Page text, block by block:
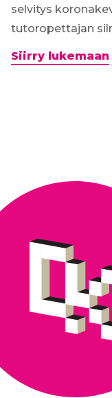
selvitys
tutoropettajan
Siirry lukemaan